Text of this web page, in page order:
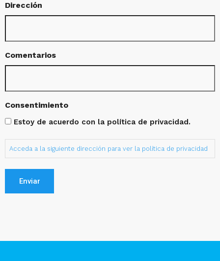
Dirección
Comentarios
Consentimiento
Estoy de acuerdo con la política de privacidad.
Acceda a la siguiente dirección para ver la política de privacidad